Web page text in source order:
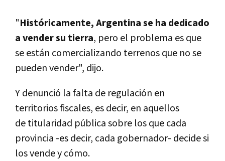
"Históricamente, Argentina se ha dedicado
a vender su tierra, pero el problema es que
se están comercializando terrenos que no se
pueden vender", dijo.
Y denunció la falta de regulación en
territorios fiscales, es decir, en aquellos
de titularidad pública sobre los que cada
provincia -es decir, cada gobernador- decide si
los vende y cómo.